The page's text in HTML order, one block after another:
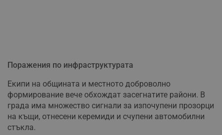
Поражения по инфраструктурата
Екипи на общината и местното доброволно
формирование вече обхождат засегнатите райони. В
града има множество сигнали за изпочупени прозорци
на къщи, отнесени керемиди и счупени автомобилни
стъкла.